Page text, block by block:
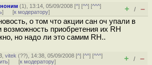
(1), 13:14, 05/09/2008 [^] [^^] [^^^]
] [к модератору] + / –
о том что акции сан оч упали в
возможность приобретения их RH
но надо ли это самим RH..
,vitek (??), 14:38, 05/09/2008 [^] [^^] [^^^]
] [к модератору] + / –